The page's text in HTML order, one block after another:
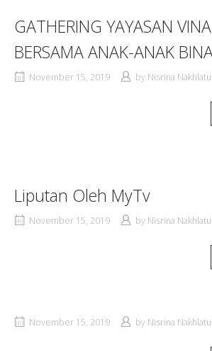
GATHERING YAYASAN
BERSAMA ANAK-ANAK
November 15, 2019 by Nisrina
Liputan Oleh MyTv
November 15, 2019 by Nisrina
November 15, 2019 by Nisrina